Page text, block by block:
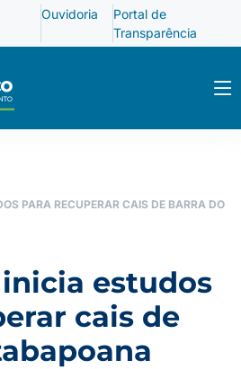
Ouvidoria
Portal de
Transparência
PARA RECUPERAR CAIS DE BARRA DO
estudos
cais de